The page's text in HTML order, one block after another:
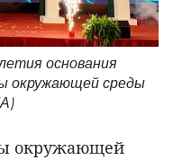
основания
окружающей среды
окружающей